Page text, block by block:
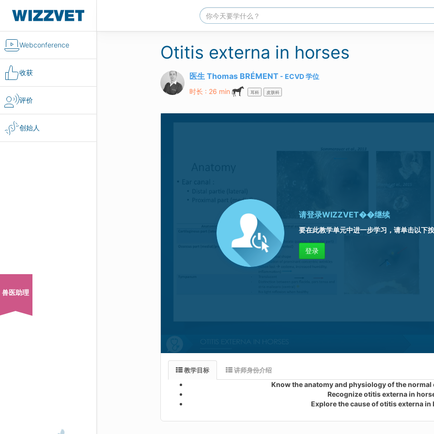
Webconference
收获
评价
创始人
兽医助理
Otitis externa in horses
医生 Thomas BRÉMENT ECVD学位
时长 : 26 min
耳科 皮肤科
请登录WIZZVET��继续
要在此教学单元中进一步学习，请单击以下
登录
教学目标 讲师身份介绍
Know the anatomy and physiology of the normal
Recognize otitis externa in
Explore the cause of otitis externa in